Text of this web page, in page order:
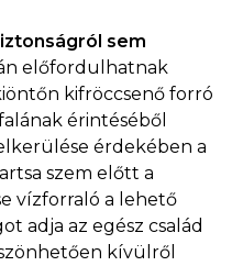
sem
előfordulhatnak
kifröccsenő forró
érintéséből
érdekében a
szem előtt a
vízforraló a lehető
adja az egész család
kívülről